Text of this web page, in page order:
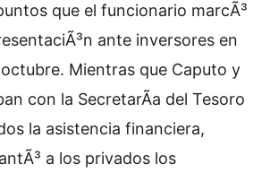
que el funcionario marcÃ³
ante inversores en
Mientras que Caputo y
con la SecretarÃ­a del Tesoro
la asistencia financiera,
a los privados los